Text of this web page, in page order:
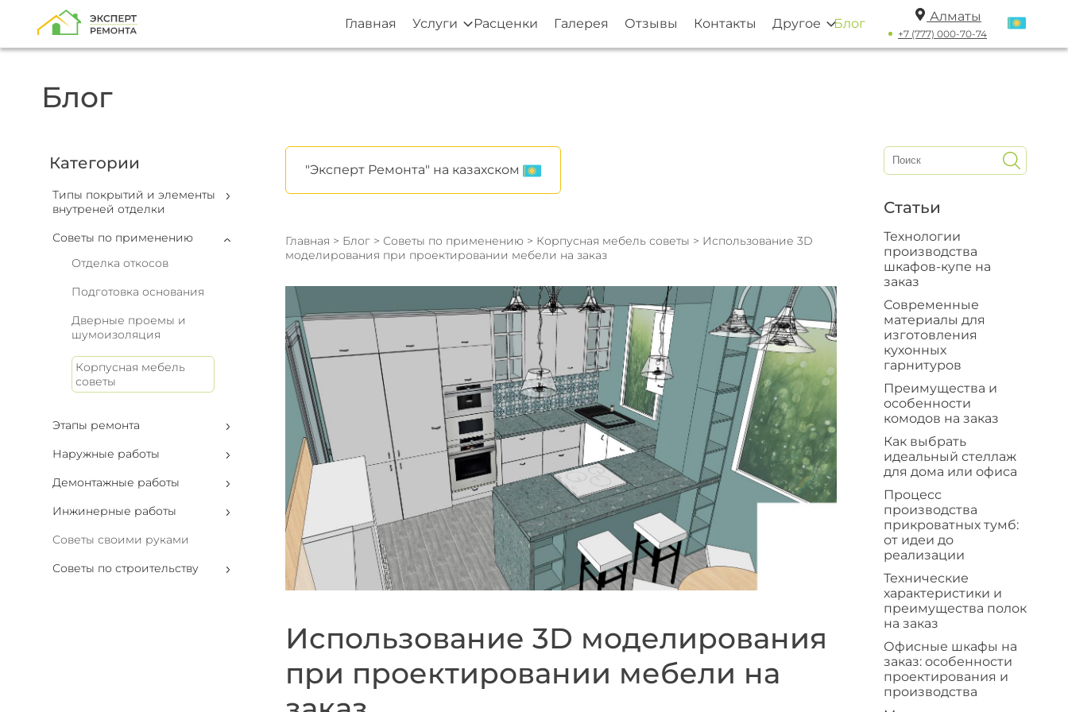
Главная Услуги Расценки Галерея Отзывы Контакты Другое Блог Алматы
+7 (777) 000-70-74
Блог
Категории
Типы покрытий и элементы
внутреней отделки
Советы по применению
Отделка откосов
Подготовка основания
Дверные проемы и
шумоизоляция
Корпусная мебель
советы
Этапы ремонта
Наружные работы
Демонтажные работы
Инжинерные работы
Советы своими руками
Советы по строительству
"Эксперт Ремонта" на казахском
Главная > Блог> Советы по применению> Корпусная мебель советы > Использование 3D
моделирования при проектировании мебели на заказ
Использование 3D моделирования
при проектировании мебели на
Статьи
Технологии
производства
шкафов-купе на
заказ
Современные
материалы для
изготовления
кухонных
гарнитуров
Преимущества и
особенности
комодов на заказ
Как выбрать
идеальный стеллаж
для дома или офиса
Процесс
производства
прикроватных тумб:
от идеи до
реализации
Технические
характеристики и
преимущества полок
на заказ
Офисные шкафы на
заказ: особенности
проектирования и
производства